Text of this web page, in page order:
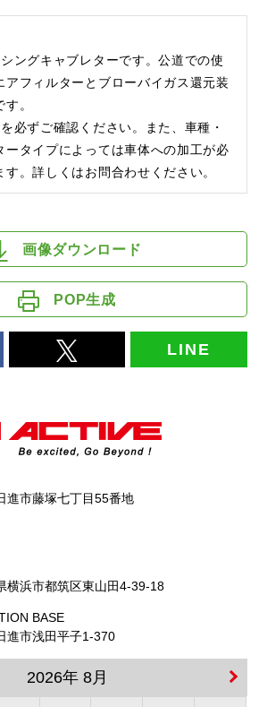
ングキャブレターです。公道での使
アフィルターとブローバイガス還元装
。
必ずご確認ください。また、車種・
ータイプによっては車体への加工が必
。詳しくはお問合わせください。
画像ダウンロード
POP生成
LINE
進市藤塚七丁目55番地
横浜市都筑区東山田4-39-18
BASE
進市浅田平子1-370
2026年 8月